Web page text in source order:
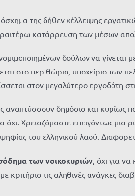
της δήθεν «έλλειψης
κατάρρευση των μέσων
δούλων να γίνεται
στο περιθώριο, υποχείριο των
στον μεγαλύτερο εργοδότη
δημόσιο και κυρίως
Χρειαζόμαστε επειγόντως μια
του ελληνικού λαού.
των νοικοκυριών, όχι για
κριτήριο τις αληθινές ανάγκες